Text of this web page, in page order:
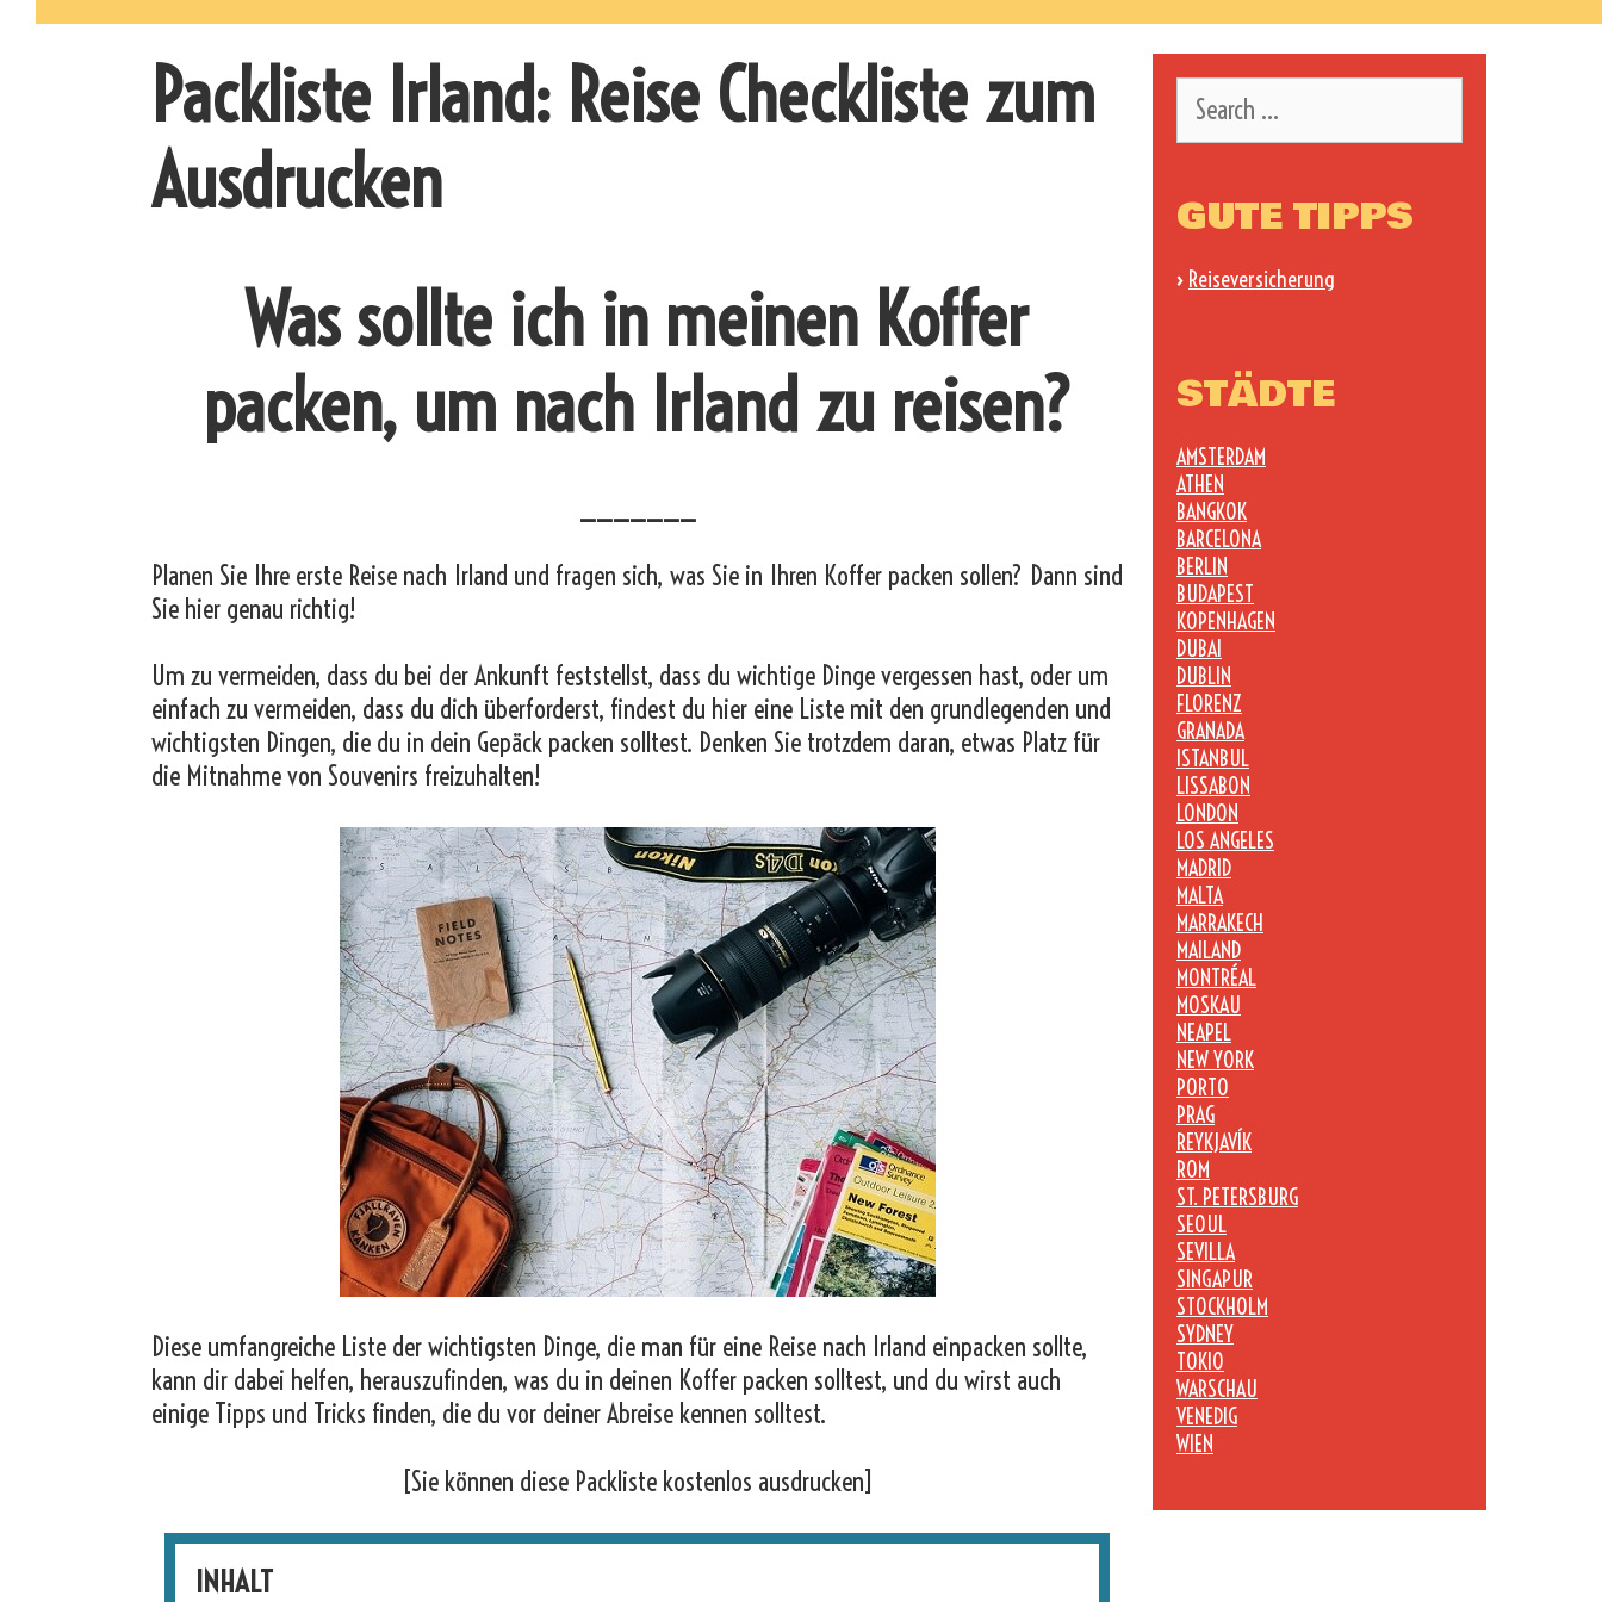
Packliste Irland: Reise Checkliste zum
Ausdrucken
Was sollte ich in meinen Koffer
packen, um nach Irland zu reisen?
Planen Sie Ihre erste Reise nach Irland und fragen sich, was Sie in Ihren Koffer packen sollen? Dann sind
Sie hier genau richtig!
Um zu vermeiden, dass du bei der Ankunft feststellst, dass du wichtige Dinge vergessen hast, oder um
einfach zu vermeiden, dass du dich überforderst, findest du hier eine Liste mit den grundlegenden und
wichtigsten Dingen, die du in dein Gepäck packen solltest. Denken Sie trotzdem daran, etwas Platz für
die Mitnahme von Souvenirs freizuhalten!
Diese umfangreiche Liste der wichtigsten Dinge, die man für eine Reise nach Irland einpacken sollte,
kann dir dabei helfen, herauszufinden, was du in deinen Koffer packen solltest, und du wirst auch
einige Tipps und Tricks finden, die du vor deiner Abreise kennen solltest.
[Sie können diese Packliste kostenlos ausdrucken]
INHALT
for:
GUTE TIPPS
› Reiseversicherung
STÄDTE
AMSTERDAM
ATHEN
BANGKOK
BARCELONA
BERLIN
BUDAPEST
KOPENHAGEN
DUBAI
DUBLIN
FLORENZ
GRANADA
ISTANBUL
LISSABON
LONDON
LOS ANGELES
MADRID
MALTA
MARRAKECH
MAILAND
MONTRÉAL
MOSKAU
NEAPEL
NEW YORK
PORTO
PRAG
REYKJAVÍK
ROM
ST. PETERSBURG
SEOUL
SEVILLA
SINGAPUR
STOCKHOLM
SYDNEY
TOKIO
WARSCHAU
VENEDIG
WIEN